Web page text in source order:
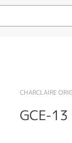
CHARCLAIRE
GCE-